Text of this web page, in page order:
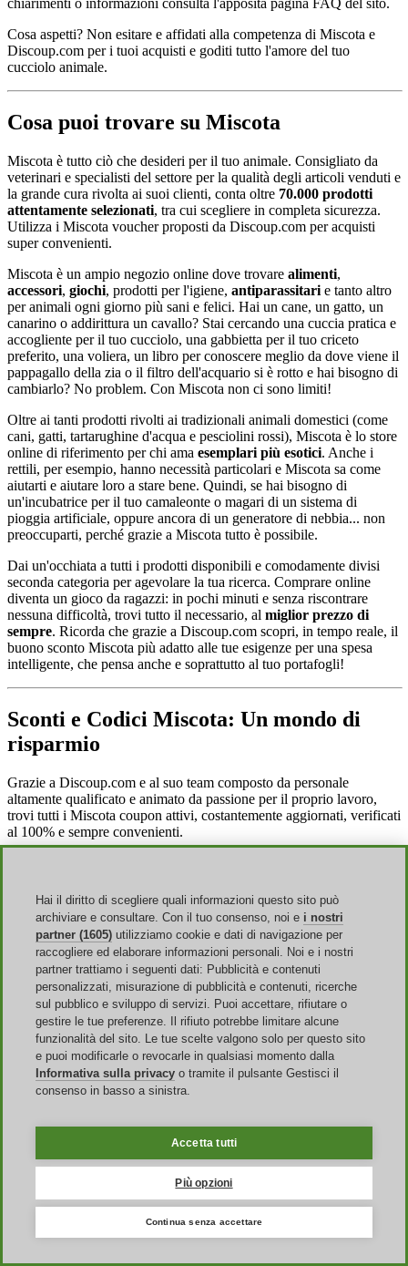
Cosa aspetti? Non esitare e affidati alla competenza di Miscota e
Discoup.com per i tuoi acquisti e goditi tutto l'amore del tuo
cucciolo animale.
Cosa puoi trovare su Miscota
Miscota è tutto ciò che desideri per il tuo animale. Consigliato da
veterinari e specialisti del settore per la qualità degli articoli venduti e
la grande cura rivolta ai suoi clienti, conta oltre 70.000 prodotti
attentamente selezionati, tra cui scegliere in completa sicurezza.
Utilizza i Miscota voucher proposti da Discoup.com per acquisti
super convenienti.
Miscota è un ampio negozio online dove trovare alimenti,
accessori, giochi, prodotti per l'igiene, antiparassitari e tanto altro
per animali ogni giorno più sani e felici. Hai un cane, un gatto, un
canarino o addirittura un cavallo? Stai cercando una cuccia pratica e
accogliente per il tuo cucciolo, una gabbietta per il tuo criceto
preferito, una voliera, un libro per conoscere meglio da dove viene il
pappagallo della zia o il filtro dell'acquario si è rotto e hai bisogno di
cambiarlo? No problem. Con Miscota non ci sono limiti!
Oltre ai tanti prodotti rivolti ai tradizionali animali domestici (come
cani, gatti, tartarughine d'acqua e pesciolini rossi), Miscota è lo store
online di riferimento per chi ama esemplari più esotici. Anche i
rettili, per esempio, hanno necessità particolari e Miscota sa come
aiutarti e aiutare loro a stare bene. Quindi, se hai bisogno di
un'incubatrice per il tuo camaleonte o magari di un sistema di
pioggia artificiale, oppure ancora di un generatore di nebbia... non
preoccuparti, perché grazie a Miscota tutto è possibile.
Dai un'occhiata a tutti i prodotti disponibili e comodamente divisi
seconda categoria per agevolare la tua ricerca. Comprare online
diventa un gioco da ragazzi: in pochi minuti e senza riscontrare
nessuna difficoltà, trovi tutto il necessario, al miglior prezzo di
sempre. Ricorda che grazie a Discoup.com scopri, in tempo reale, il
buono sconto Miscota più adatto alle tue esigenze per una spesa
intelligente, che pensa anche e soprattutto al tuo portafogli!
Sconti e Codici Miscota: Un mondo di
risparmio
Grazie a Discoup.com e al suo team composto da personale
altamente qualificato e animato da passione per il proprio lavoro,
trovi tutti i Miscota coupon attivi, costantemente aggiornati, verificati
al 100% e sempre convenienti.
con cui avere accesso a tanti prodotti esclusivi, omaggi e ulteriori
sconti, da utilizzare insieme alle numerose offerte e al Miscota
codice sconto che trovi su portale Discoup.com. Per entrare nella
grande famiglia Miscota, basta iscriversi e creare un
account
personaleinserendo pochi dati anagrafici essenziali come nome
utente, indirizzo e-mail e password. Dal tuo account potrai inoltre
visualizzare ogni ordine in sospeso, programmare la funzione di
invio automatico e testare l'esclusivo calcolatore diete Miscota
pensato per il benessere del tuo cane, da veterinari esperti nel settore
dell'alimentazione canina.
Iscriviti ai servizinewsletter e alert offerte del portale, per ricevere
sulla tua casella di posta elettronica tutte le novità del web
Hai il diritto di scegliere quali informazioni questo sito può
archiviare e consultare. Con il tuo consenso, noi e i nostri
partner (1605) utilizziamo cookie e dati di navigazione per
raccogliere ed elaborare informazioni personali. Noi e i nostri
partner trattiamo i seguenti dati: Pubblicità e contenuti
personalizzati, misurazione di pubblicità e contenuti, ricerche
sul pubblico e sviluppo di servizi. Puoi accettare, rifiutare o
gestire le tue preferenze. Il rifiuto potrebbe limitare alcune
funzionalità del sito. Le tue scelte valgono solo per questo sito
e puoi modificarle o revocarle in qualsiasi momento dalla
Informativa sulla privacy o tramite il pulsante Gestisci il
consenso in basso a sinistra.
Accetta tutti
Più opzioni
Continua senza accettare